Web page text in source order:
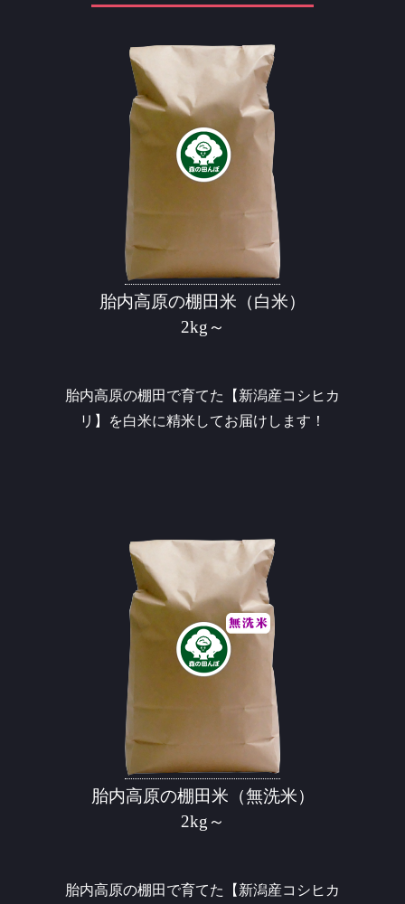
胎内高原の棚田米（白米）
2kg～
胎内高原の棚田で育てた【新潟産コシヒカ
リ】を白米に精米してお届けします！
胎内高原の棚田米（無洗米）
2kg～
胎内高原の棚田で育てた【新潟産コシヒカ